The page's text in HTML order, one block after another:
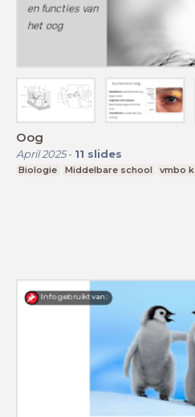
Oog
April 2025- 11 slides
Biologie Middelbare school vmbo k